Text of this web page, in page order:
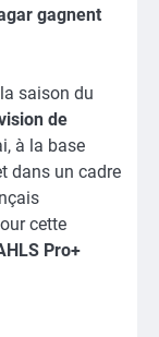
gagnent
saison du
de
à la base
dans un cadre
cette
Pro+